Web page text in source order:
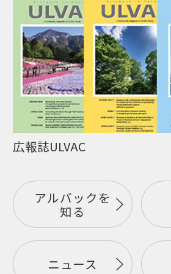
広報誌ULVAC
アルバックを
知る
ニュース